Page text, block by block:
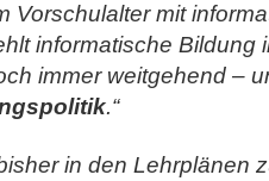
Vorschulalter mit
informatische Bildung
immer weitgehend –
.“
in den Lehrplänen